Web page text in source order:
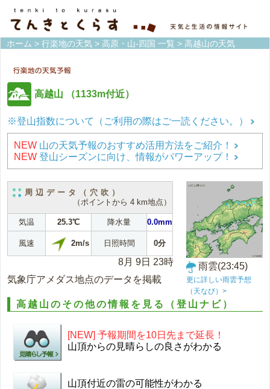
ホーム > 行楽地の天気 > 高原・山-四国 一覧 > 高越山の天気
高越山 （1133m付近）
※登山指数について（ご利用の際はご一読ください。）
NEW 山の天気予報のおすすめ活用方法をご紹介！
NEW 登山シーズンに向け、情報がパワーアップ！
周辺データ（穴吹）
（ポイントから 4 km地点）
気温 25.3℃ 降水量 0.0mm
風速 2m/s 日照時間 0分
8月 9日 23時
気象庁アメダス地点のデータを掲載
雨雲(23:45)
更に詳しい雨雲予想
（天なび）>
高越山のその他の情報を見る（登山ナビ）
[NEW] 予報期間を10日先まで延長！
山頂からの見晴らしの良さがわかる
山頂付近の雷の可能性がわかる